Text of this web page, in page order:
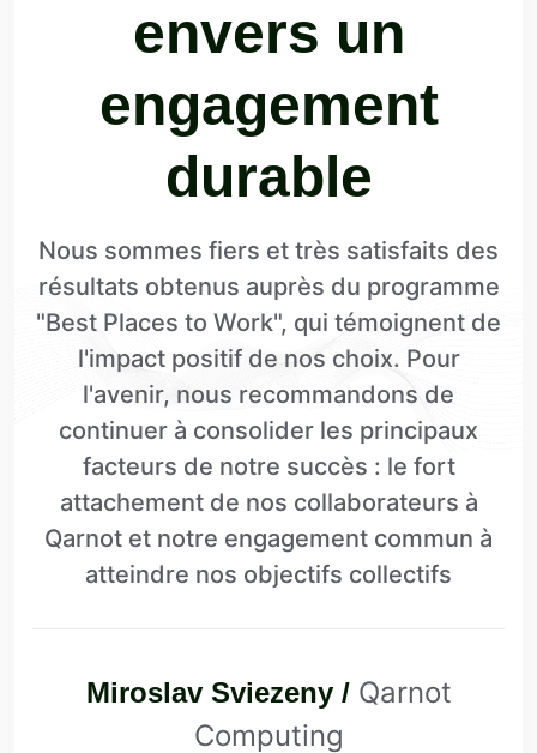
envers un
engagement
durable
Nous sommes fiers et très satisfaits des
résultats obtenus auprès du programme
"Best Places to Work", qui témoignent de
l'impact positif de nos choix. Pour
l'avenir, nous recommandons de
continuer à consolider les principaux
facteurs de notre succès : le fort
attachement de nos collaborateurs à
Qarnot et notre engagement commun à
atteindre nos objectifs collectifs
Miroslav Sviezeny / Qarnot
Computing